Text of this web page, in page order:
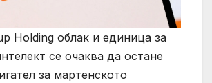
Holding облак и единица за
се очаква да остане
за мартенското